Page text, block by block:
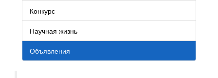
Конкурс
Научная жизнь
Объявления